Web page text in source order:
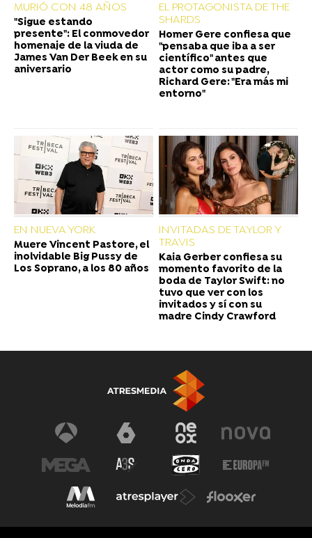
MURIÓ CON 48 AÑOS
"Sigue estando
presente": El conmovedor
homenaje de la viuda de
James Van Der Beek en su
aniversario
EL PROTAGONISTA DE THE
SHARDS
Homer Gere confiesa que
"pensaba que iba a ser
científico" antes que
actor como su padre,
Richard Gere: "Era más mi
entorno"
EN NUEVA YORK
Muere Vincent Pastore, el
inolvidable Big Pussy de
Los Soprano, a los 80 años
INVITADAS DE TAYLOR Y
TRAVIS
Kaia Gerber confiesa su
momento favorito de la
boda de Taylor Swift: no
tuvo que ver con los
invitados y sí con su
madre Cindy Crawford